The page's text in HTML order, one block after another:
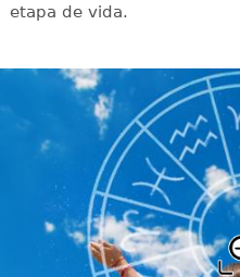
etapa de vida.